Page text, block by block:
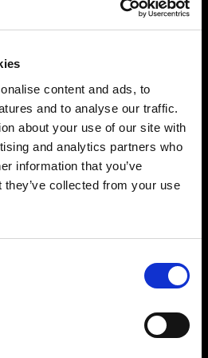
content and ads, to
and to analyse our traffic.
about your use of our site with
and analytics partners who
information that you’ve
collected from your use
vienen con talle bajo y alto,